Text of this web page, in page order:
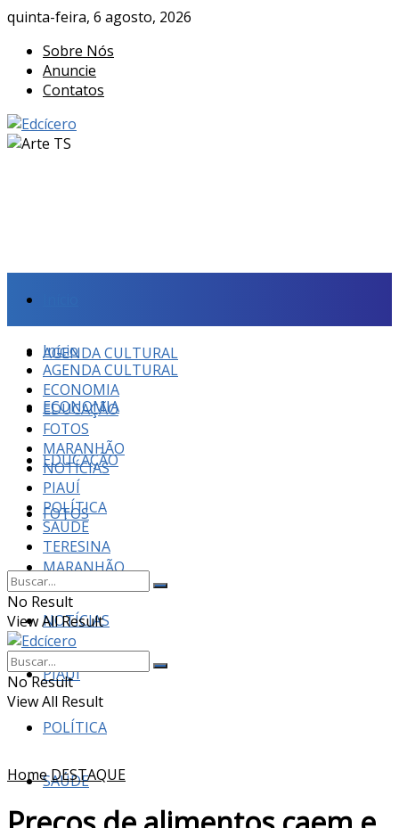
quinta-feira, 6 agosto, 2026
Sobre Nós
Anuncie
Contatos
AGENDA CULTURAL
ECONOMIA
EDUCAÇÃO
FOTOS
MARANHÃO
NOTÍCIAS
PIAUÍ
POLÍTICA
SAÚDE
Início
AGENDA CULTURAL
ECONOMIA
EDUCAÇÃO
FOTOS
MARANHÃO
NOTÍCIAS
PIAUÍ
POLÍTICA
SAÚDE
TERESINA
No Result
View All Result
No Result
View All Result
Home DESTAQUE